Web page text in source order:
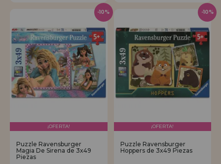
¡OFERTA!
Puzzle Ravensburger
Magia De Sirena de 3x49
Piezas
-10%
¡OFERTA!
Puzzle Ravensburger
Hoppers de 3x49 Piezas
-10%